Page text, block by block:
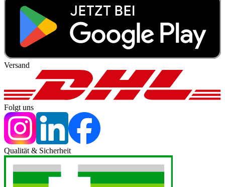
Versand
Folgt uns
Qualität & Sicherheit